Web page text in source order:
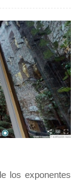
los exponentes